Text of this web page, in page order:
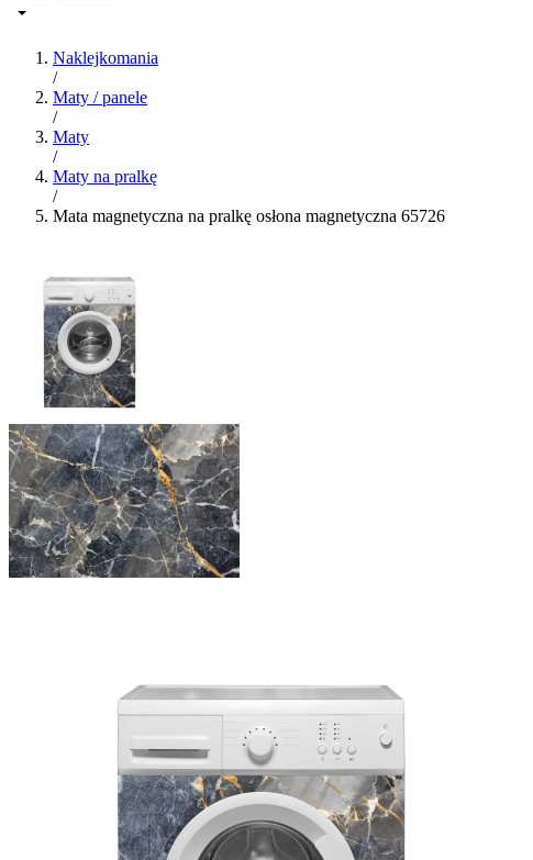
Naklejkomania
/
Maty / panele
/
Maty
/
Maty na pralkę
/
Mata magnetyczna na pralkę osłona magnetyczna 65726